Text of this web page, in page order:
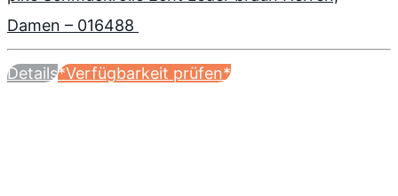
Damen – 016488
Details*Verfügbarkeit prüfen*